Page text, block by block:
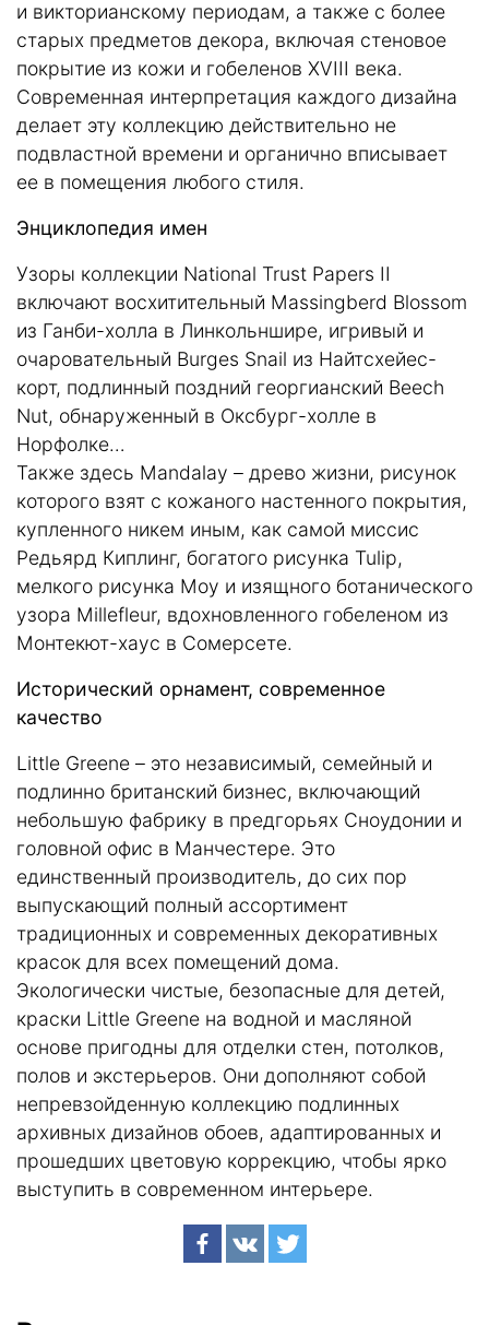
и викторианскому периодам, а также с более
старых предметов декора, включая стеновое
покрытие из кожи и гобеленов XVIII века.
Современная интерпретация каждого дизайна
делает эту коллекцию действительно не
подвластной времени и органично вписывает
ее в помещения любого стиля.
Энциклопедия имен
Узоры коллекции National Trust Papers II
включают восхитительный Massingberd Blossom
из Ганби-холла в Линкольншире, игривый и
очаровательный Burges Snail из Найтсхейес-
корт, подлинный поздний георгианский Beech
Nut, обнаруженный в Оксбург-холле в
Норфолке…
Также здесь Mandalay – древо жизни, рисунок
которого взят с кожаного настенного покрытия,
купленного никем иным, как самой миссис
Редьярд Киплинг, богатого рисунка Tulip,
мелкого рисунка Moy и изящного ботанического
узора Millefleur, вдохновленного гобеленом из
Монтекют-хаус в Сомерсете.
Исторический орнамент, современное
качество
Little Greene – это независимый, семейный и
подлинно британский бизнес, включающий
небольшую фабрику в предгорьях Сноудонии и
головной офис в Манчестере. Это
единственный производитель, до сих пор
выпускающий полный ассортимент
традиционных и современных декоративных
красок для всех помещений дома.
Экологически чистые, безопасные для детей,
краски Little Greene на водной и масляной
основе пригодны для отделки стен, потолков,
полов и экстерьеров. Они дополняют собой
непревзойденную коллекцию подлинных
архивных дизайнов обоев, адаптированных и
прошедших цветовую коррекцию, чтобы ярко
выступить в современном интерьере.